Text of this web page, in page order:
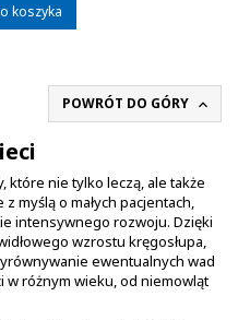
koszyka
POWRÓT DO GÓRY 
które nie tylko leczą, ale także
myślą o małych pacjentach,
intensywnego rozwoju. Dzięki
wzrostu kręgosłupa,
ewentualnych wad
w różnym wieku, od niemowląt